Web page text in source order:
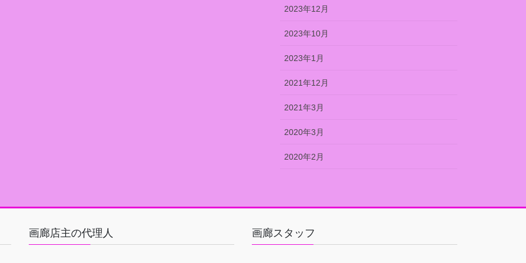
2023年12月
2023年10月
2023年1月
2021年12月
2021年3月
2020年3月
2020年2月
画廊店主の代理人 画廊スタッフ